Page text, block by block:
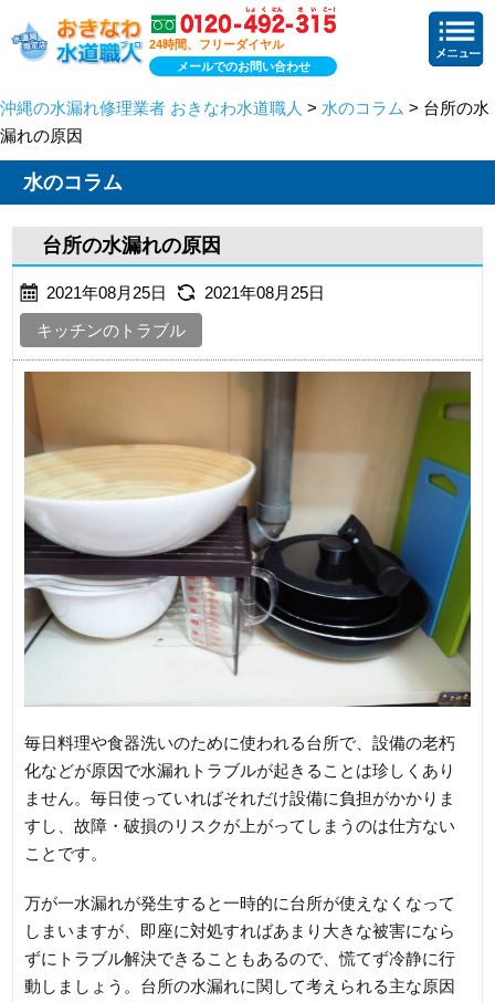
24時間、フリーダイヤル
メールでのお問い合わせ
沖縄の水漏れ修理業者 おきなわ水道職人 > 水のコラム > 台所の水
漏れの原因
水のコラム
台所の水漏れの原因
2021年08月25日
2021年08月25日
キッチンのトラブル
毎日料理や食器洗いのために使われる台所で、設備の老朽
化などが原因で水漏れトラブルが起きることは珍しくあり
ません。毎日使っていればそれだけ設備に負担がかかりま
すし、故障・破損のリスクが上がってしまうのは仕方ない
ことです。
万が一水漏れが発生すると一時的に台所が使えなくなって
しまいますが、即座に対処すればあまり大きな被害になら
ずにトラブル解決できることもあるので、慌てず冷静に行
動しましょう。台所の水漏れに関して考えられる主な原因